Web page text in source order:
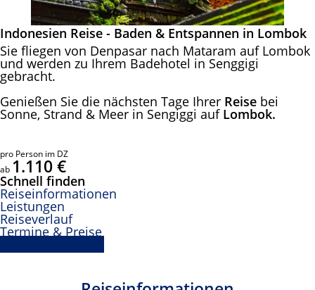
Indonesien Reise - Baden & Entspannen in Lombok
Sie fliegen von Denpasar nach Mataram auf Lombok
und werden zu Ihrem Badehotel in Senggigi
gebracht.
Genießen Sie die nächsten Tage Ihrer Reise bei
Sonne, Strand & Meer in Sengiggi auf Lombok.
pro Person im DZ
ab 1.110 €
Schnell finden
Reiseinformationen
Leistungen
Reiseverlauf
Termine & Preise